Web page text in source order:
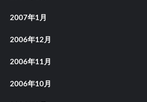
2007年1月
2006年12月
2006年11月
2006年10月